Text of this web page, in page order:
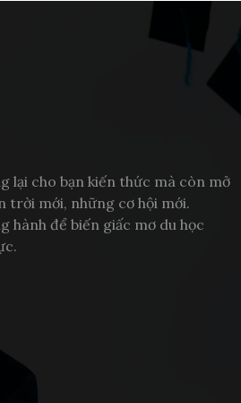
lại cho bạn kiến thức mà còn mở
trời mới, những cơ hội mới.
hành để biến giấc mơ du học